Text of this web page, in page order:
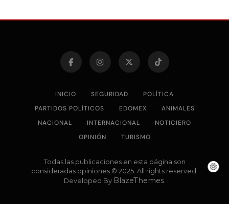
INICIO SEGURIDAD
POLÍTICA
PARTIDOS POLÍTICOS
EDOMEX
ANIMALES
NACIONAL
INTERNACIONAL
NOTICIERO
OPINIÓN
TURISMO
Todas las publicaciones en esta página son
consideradas opiniones © 2025. All rights reserved.
Developed By BlazeThemes.